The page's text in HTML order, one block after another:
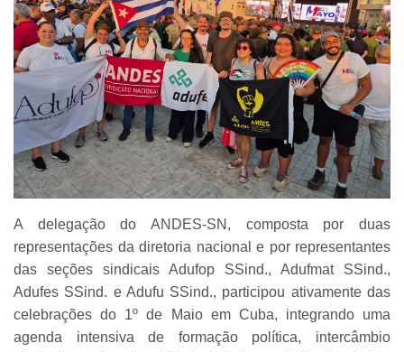
A delegação do ANDES-SN, composta por duas
representações da diretoria nacional e por representantes
das seções sindicais Adufop SSind., Adufmat SSind.,
Adufes SSind. e Adufu SSind., participou ativamente das
celebrações do 1º de Maio em Cuba, integrando uma
agenda intensiva de formação política, intercâmbio